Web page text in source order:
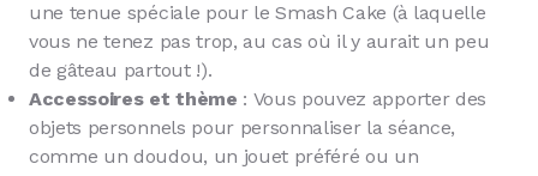
une tenue spéciale pour le Smash Cake (à laquelle
vous ne tenez pas trop, au cas où il y aurait un peu
de gâteau partout !).
Accessoires et thème : Vous pouvez apporter des
objets personnels pour personnaliser la séance,
comme un doudou, un jouet préféré ou un